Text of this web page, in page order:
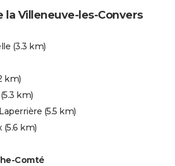
la Villeneuve-les-Convers
(3.3 km)
km)
(5.3 km)
(5.5 km)
(5.6 km)
Comté